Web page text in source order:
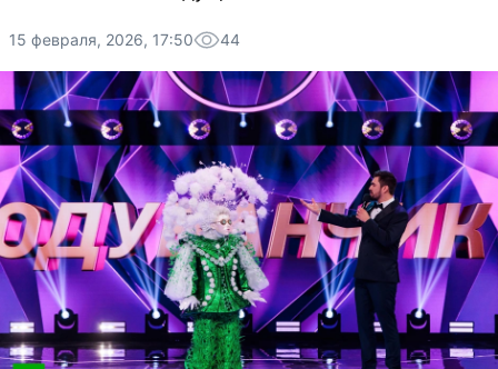
15 февраля, 2026, 17:50 44